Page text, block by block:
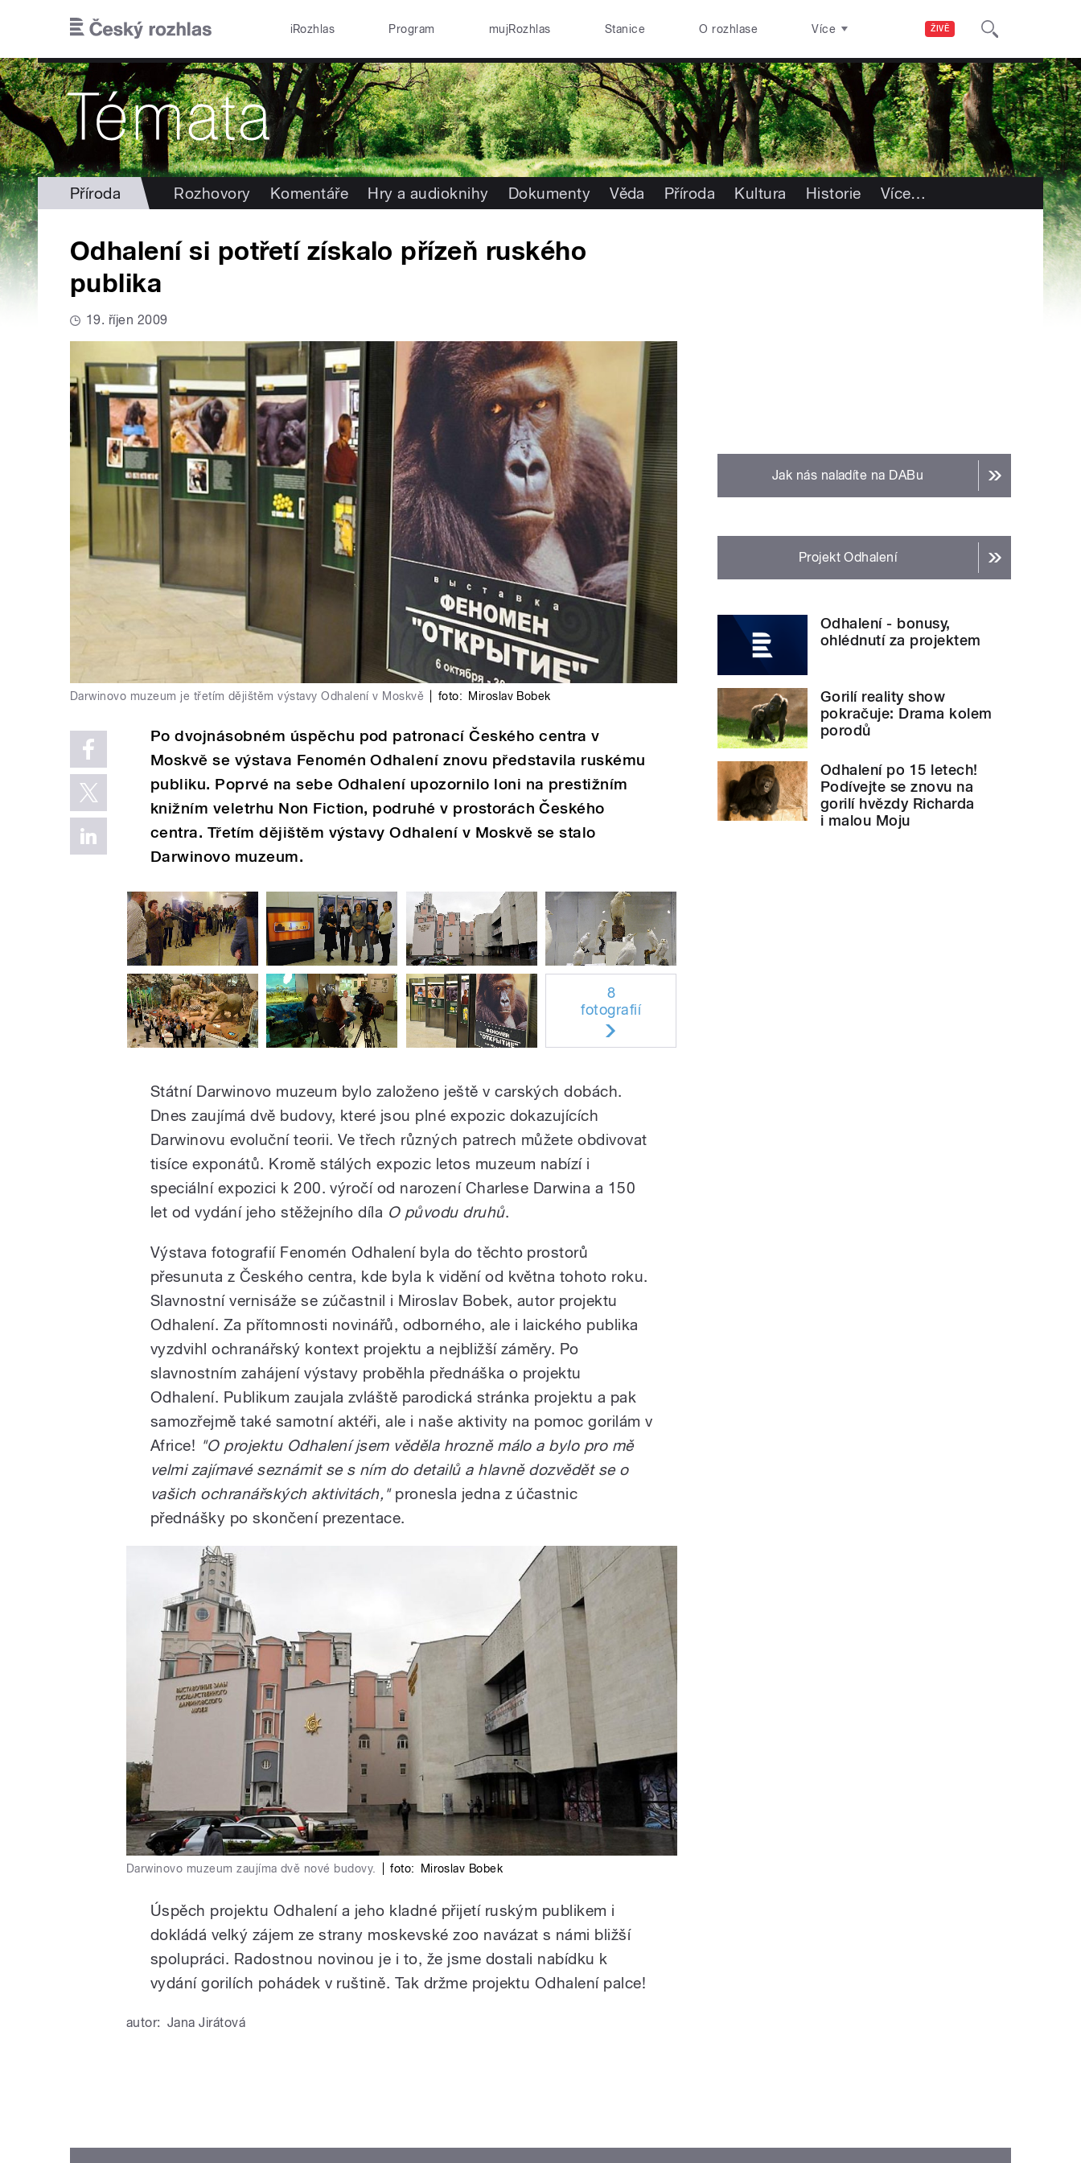
ŽIVĚ
iRozhlas Program mujRozhlas Stanice O rozhlase Více
Příroda Rozhovory Komentáře Hry a audioknihy Dokumenty Věda Příroda Kultura Historie Více…
Odhalení si potřetí získalo přízeň ruského
publika
19. říjen 2009
Darwinovo muzeum je třetím dějištěm výstavy Odhalení v Moskvě foto: Miroslav Bobek
Po dvojnásobném úspěchu pod patronací Českého centra v
Moskvě se výstava Fenomén Odhalení znovu představila ruskému
publiku. Poprvé na sebe Odhalení upozornilo loni na prestižním
knižním veletrhu Non Fiction, podruhé v prostorách Českého
centra. Třetím dějištěm výstavy Odhalení v Moskvě se stalo
Darwinovo muzeum.
8
fotografií
Státní Darwinovo muzeum bylo založeno ještě v carských dobách.
Dnes zaujímá dvě budovy, které jsou plné expozic dokazujících
Darwinovu evoluční teorii. Ve třech různých patrech můžete obdivovat
tisíce exponátů. Kromě stálých expozic letos muzeum nabízí i
speciální expozici k 200. výročí od narození Charlese Darwina a 150
let od vydání jeho stěžejního díla O původu druhů.
Výstava fotografií Fenomén Odhalení byla do těchto prostorů
přesunuta z Českého centra, kde byla k vidění od května tohoto roku.
Slavnostní vernisáže se zúčastnil i Miroslav Bobek, autor projektu
Odhalení. Za přítomnosti novinářů, odborného, ale i laického publika
vyzdvihl ochranářský kontext projektu a nejbližší záměry. Po
slavnostním zahájení výstavy proběhla přednáška o projektu
Odhalení. Publikum zaujala zvláště parodická stránka projektu a pak
samozřejmě také samotní aktéři, ale i naše aktivity na pomoc gorilám v
Africe! "O projektu Odhalení jsem věděla hrozně málo a bylo pro mě
velmi zajímavé seznámit se s ním do detailů a hlavně dozvědět se o
vašich ochranářských aktivitách,"pronesla jedna z účastnic
přednášky po skončení prezentace.
Darwinovo muzeum zaujíma dvě nové budovy. foto: Miroslav Bobek
Úspěch projektu Odhalení a jeho kladné přijetí ruským publikem i
dokládá velký zájem ze strany moskevské zoo navázat s námi bližší
spolupráci. Radostnou novinou je i to, že jsme dostali nabídku k
vydání gorilích pohádek v ruštině. Tak držme projektu Odhalení palce!
autor: Jana Jirátová
Jak nás naladíte na DABu
Projekt Odhalení
Odhalení - bonusy,
ohlédnutí za projektem
Gorilí reality show
pokračuje: Drama kolem
porodů
Odhalení po 15 letech!
Podívejte se znovu na
gorilí hvězdy Richarda
i malou Moju